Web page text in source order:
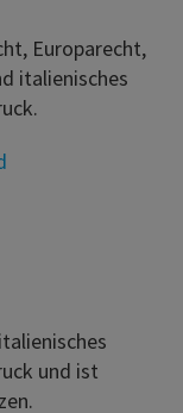
Europarecht,
italienisches
und ist